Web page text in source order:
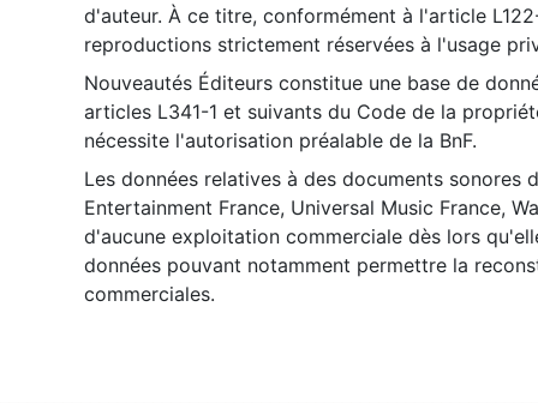
d'auteur. À ce titre, conformément à l'article
reproductions strictement réservées à l'usage
Nouveautés Éditeurs constitue une base de
articles L341-1 et suivants du Code de la
nécessite l'autorisation préalable de la BnF.
Les données relatives à des documents sonores
Entertainment France, Universal Music France,
d'aucune exploitation commerciale dès lors
données pouvant notamment permettre la
commerciales.